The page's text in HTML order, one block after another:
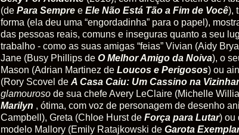
(de Para Sempre e Ele Não Está Tão a Fim de Você),
forma (ela deu uma “engordadinha” para o papel),
das pessoas reais, comuns e inseguras quanto a seu
trabalho - como as suas amigas “feias” Vivian (Aidy
Jane (Busy Phillips de O Melhor Amigo da Noiva), o
Mason (Adrian Martinez de Loucos e Perigosos) ou
(Rory Scovel de A Casa Caiu: Um Cassino na
glamouroso de sua chefe Avery LeClaire (Michelle
Marilyn , ótima, com voz de personagem de desenho
Campbell), Greta (Chloe Hurst de Força para Lutar) ou
modelo Mallory (Emily Ratajkowski de Garota